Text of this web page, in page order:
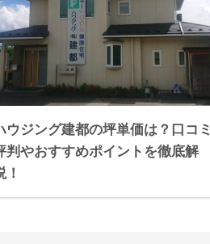
ウジング建都の坪単価は？口コミ
判やおすすめポイントを徹底解
！